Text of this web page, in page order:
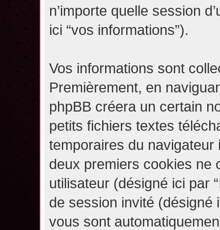
n’importe quelle session
ici “vos informations”).
Vos informations sont
Premièrement, en
phpBB créera un certain
petits fichiers textes
temporaires du
deux premiers cookies ne
utilisateur (désigné ici par
de session invité (désigné
vous sont